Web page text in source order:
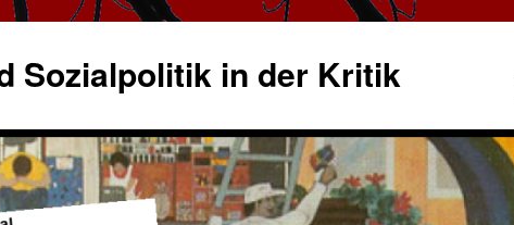
Sozialpolitik in der Kritik